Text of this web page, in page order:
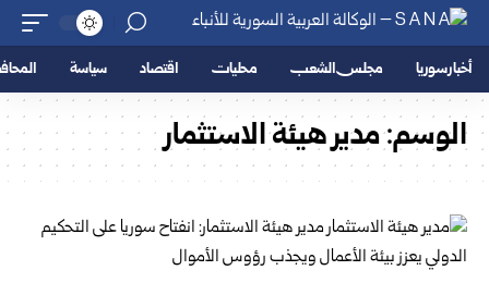
أخبار سوريا مجلس الشعب محليات اقتصاد سياسة
الوسم:مدير هيئة الاستثمار